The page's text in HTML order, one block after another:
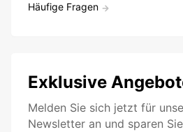
Häufige Fragen
Exklusive
Melden Sie sich jetzt für
Newsletter an und sparen